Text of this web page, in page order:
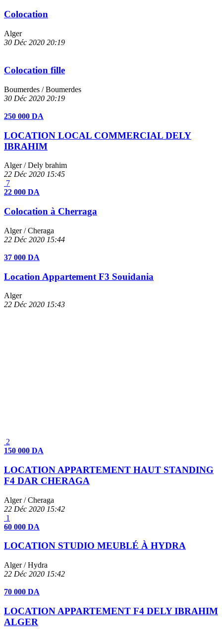
Colocation
Alger
30 Déc 2020 20:19
Colocation fille
Boumerdes / Boumerdes
30 Déc 2020 20:19
250 000 DA
LOCATION LOCAL COMMERCIAL DELY
IBRAHIM
Alger/ Dely brahim
22 Déc 2020 15:45
7
22 000 DA
Colocation à Cherraga
Alger/ Cheraga
22 Déc 2020 15:44
37 000 DA
Location Appartement F3 Souidania
Alger
22 Déc 2020 15:43
2
150 000 DA
LOCATION APPARTEMENT HAUT STANDING
F4 DAR CHERAGA
Alger/ Cheraga
22 Déc 2020 15:42
1
60 000 DA
LOCATION STUDIO MEUBLÉ À HYDRA
Alger/ Hydra
22 Déc 2020 15:42
70 000 DA
LOCATION APPARTEMENT F4 DELY IBRAHIM
ALGER